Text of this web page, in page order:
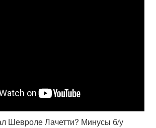
Шевроле Лачетти? Минусы б/у